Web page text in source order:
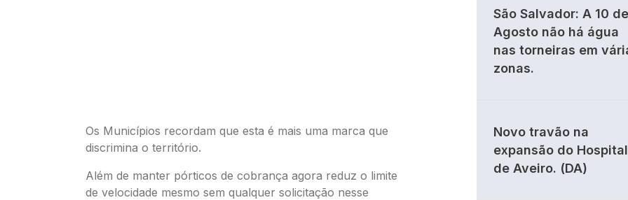
Os Municípios recordam que esta é mais uma marca que
discrimina o território.
Além de manter pórticos de cobrança agora reduz o limite
de velocidade mesmo sem qualquer solicitação nesse
São Salvador: A 10 de
Agosto não há água
nas torneiras em
zonas.
Novo travão na
expansão do Hospital
de Aveiro. (DA)